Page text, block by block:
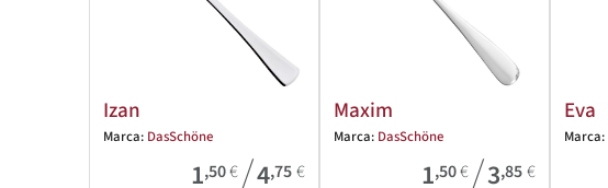
Izan
Marca: DasSchöne
1,50€/4,75€
Maxim
Marca: DasSchöne
1,50€/3,85€
Eva
Marca: